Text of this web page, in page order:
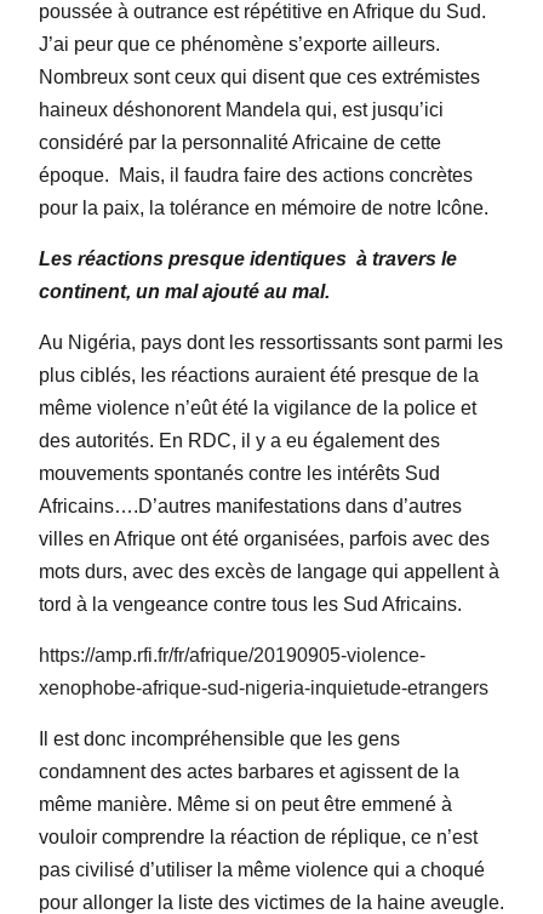
poussée à outrance est répétitive en Afrique du Sud.
J’ai peur que ce phénomène s’exporte ailleurs.
Nombreux sont ceux qui disent que ces extrémistes
haineux déshonorent Mandela qui, est jusqu’ici
considéré par la personnalité Africaine de cette
époque.
Mais, il faudra faire des actions concrètes
pour la paix, la tolérance en mémoire de notre Icône.
Les réactions presque identiques à travers le
continent, un mal ajouté au mal.
Au Nigéria, pays dont les ressortissants sont parmi les
plus ciblés, les réactions auraient été presque de la
même violence n’eût été la vigilance de la police et
des autorités. En RDC, il y a eu également des
mouvements spontanés contre les intérêts Sud
Africains….D’autres manifestations dans d’autres
villes en Afrique ont été organisées, parfois avec des
mots durs, avec des excès de langage qui appellent à
tord à la vengeance contre tous les Sud Africains.
https://amp.rfi.fr/fr/afrique/20190905-violence-
xenophobe-afrique-sud-nigeria-inquietude-etrangers
Il est donc incompréhensible que les gens
condamnent des actes barbares et agissent de la
même manière. Même si on peut être emmené à
vouloir comprendre la réaction de réplique, ce n’est
pas civilisé d’utiliser la même violence qui a choqué
pour allonger la liste des victimes de la haine aveugle.